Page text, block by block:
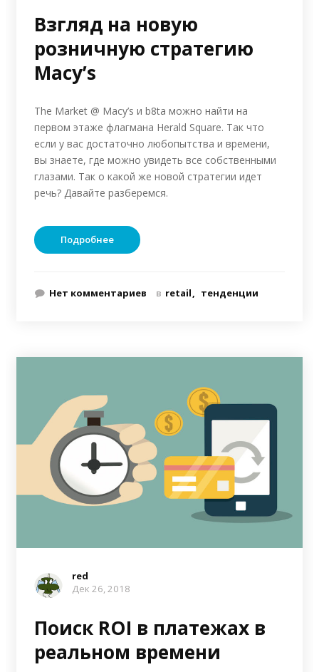
Взгляд на новую
розничную стратегию
Macy’s
The Market @ Macy’s и b8ta можно найти на
первом этаже флагмана Herald Square. Так что
если у вас достаточно любопытства и времени,
вы знаете, где можно увидеть все собственными
глазами. Так о какой же новой стратегии идет
речь? Давайте разберемся.
Подробнее
Нет комментариев в retail тенденции
red
Дек 26, 2018
Поиск ROI в платежах в
реальном времени